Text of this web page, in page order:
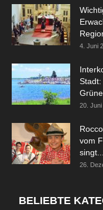
4. Juni
20. Juni
vom
singt...
26.
BELIEBTE